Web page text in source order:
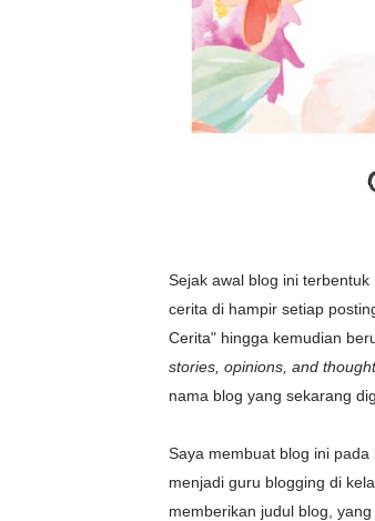
Sejak awal blog ini
cerita di hampir setiap
Cerita" hingga kemudian
stories, opinions, and
nama blog yang sekarang
Saya membuat blog ini
menjadi guru blogging di
memberikan judul blog,